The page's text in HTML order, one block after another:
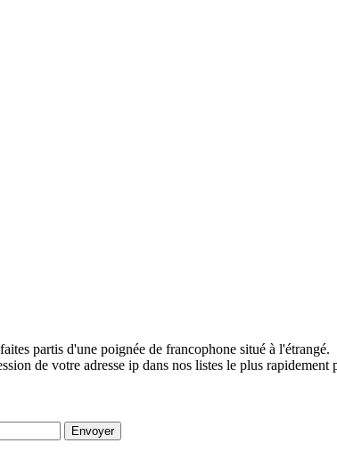
partis d'une poignée de francophone situé à l'étrangé.
de votre adresse ip dans nos listes le plus rapidement